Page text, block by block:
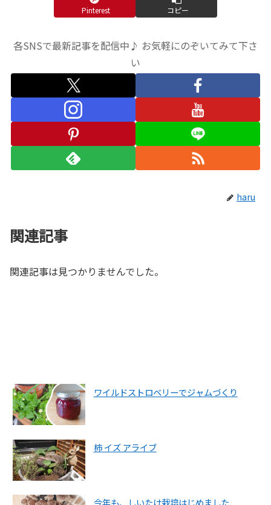
Pinterest コピー
各SNSで最新記事を配信中♪ お気軽にのぞいてみて下さ
い
haru
関連記事
関連記事は見つかりませんでした。
ワイルドストロベリーでジャムづくり
柿 イズ アライブ